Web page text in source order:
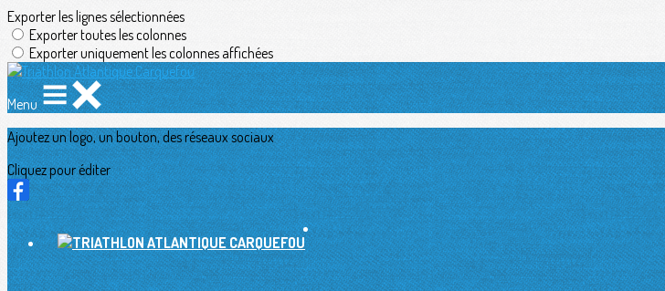
Exporter les lignes sélectionnées
Exporter toutes les colonnes
Exporter uniquement les colonnes affichées
Menu
Ajoutez un logo, un bouton, des réseaux sociaux
Cliquez pour éditer